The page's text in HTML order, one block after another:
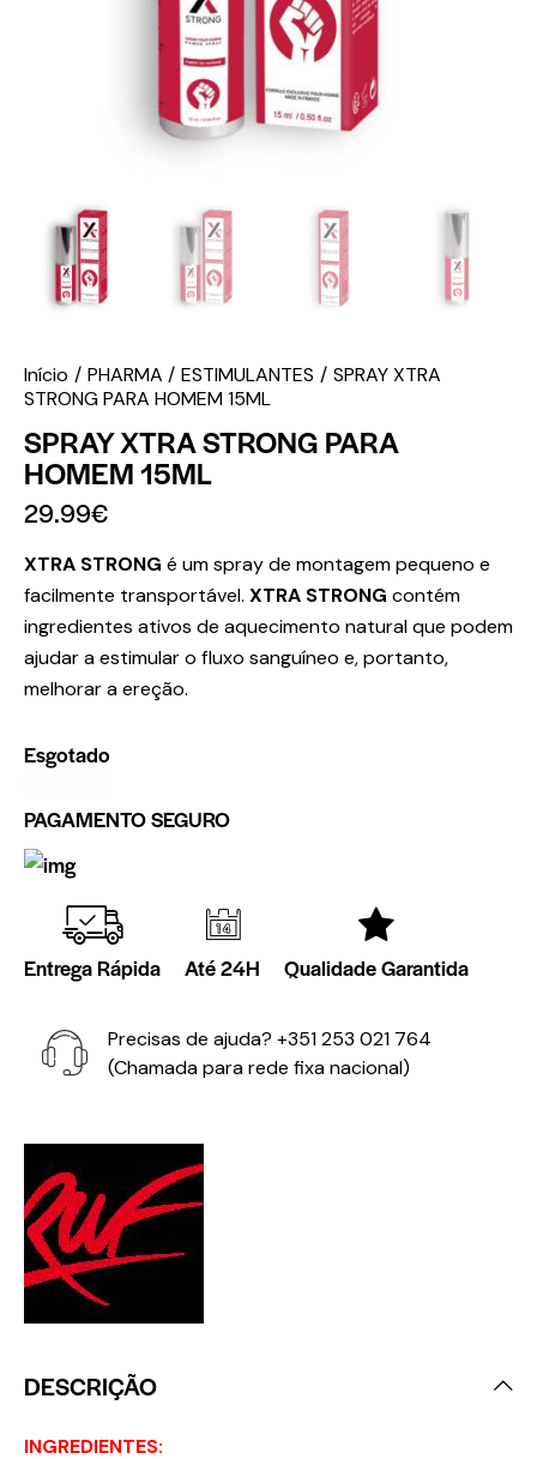
Início PHARMA ESTIMULANTES
SPRAY XTRA
STRONG PARA HOMEM 15ML
SPRAY XTRA STRONG PARA
HOMEM 15ML
29.99€
XTRA STRONG é um spray de montagem pequeno e
facilmente transportável. XTRA STRONG contém
ingredientes ativos de aquecimento natural que podem
ajudar a estimular o fluxo sanguíneo e, portanto,
melhorar a ereção.
Esgotado
PAGAMENTO SEGURO
Entrega Rápida Até 24H Qualidade Garantida
Precisas de ajuda? +351 253 021 764
(Chamada para rede fixa nacional)
DESCRIÇÃO
INGREDIENTES: